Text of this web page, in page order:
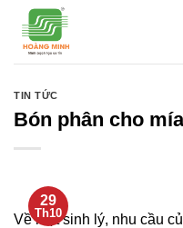
qua
TIN TỨC
Bón phân cho mía
29
Th10
Về mặt sinh lý, nhu cầu